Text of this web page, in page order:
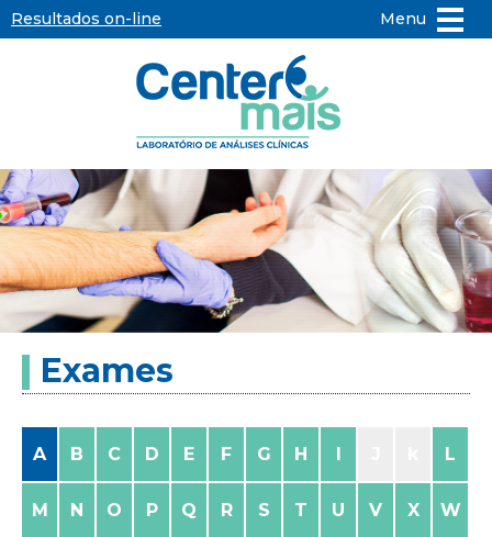
Resultados on-line Menu
Center
Mais
-
Laboratório
Análises
Exames
A B C D E F G H I L
M N O P Q R S T U V X W